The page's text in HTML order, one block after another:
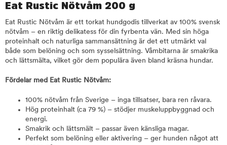
Eat Rustic Nötvåm 200 g
Eat Rustic Nötvåm är ett torkat hundgodis tillverkat av 100% svensk
nötvåm – en riktig delikatess för din fyrbenta vän. Med sin höga
proteinhalt och naturliga sammansättning är det ett utmärkt val
både som belöning och som sysselsättning. Våmbitarna är smakrika
och lättsmälta, vilket gör dem populära även bland kräsna hundar.
Fördelar med Eat Rustic Nötvåm:
100% nötvåm från Sverige – inga tillsatser, bara ren råvara.
Hög proteinhalt (ca 79 %) – stödjer muskeluppbyggnad och
energi.
Smakrik och lättsmält – passar även känsliga magar.
Perfekt som belöning eller aktivering – ger hunden något att